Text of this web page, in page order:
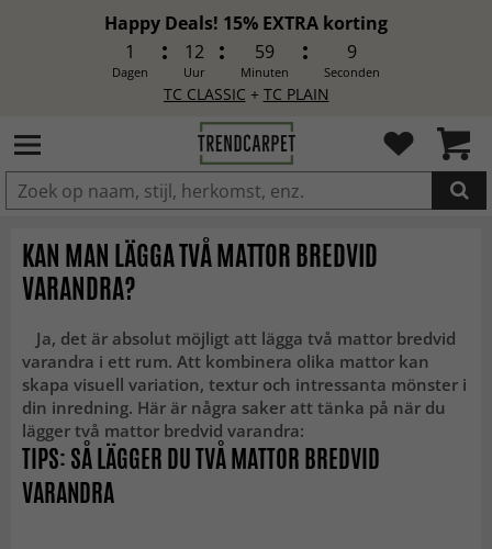
Happy Deals! 15% EXTRA korting
1
Dagen
12
Uur
59
Minuten
8
Seconden
TC CLASSIC + TC PLAIN
IN DE WINKELWAGEN GELEGD
KAN MAN LÄGGA TVÅ MATTOR BREDVID
VARANDRA?
Ja, det är absolut möjligt att lägga två mattor bredvid
varandra i ett rum. Att kombinera olika mattor kan
skapa visuell variation, textur och intressanta mönster i
din inredning. Här är några saker att tänka på när du
lägger två mattor bredvid varandra:
TIPS: SÅ LÄGGER DU TVÅ MATTOR BREDVID
VARANDRA